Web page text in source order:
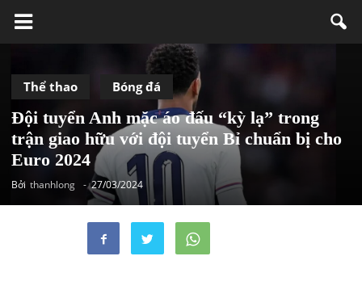
Thể thao Bóng đá
Đội tuyển Anh mặc áo đấu “kỳ lạ” trong
trận giao hữu với đội tuyển Bỉ chuẩn bị cho
Euro 2024
Bởi thanhlong - 27/03/2024